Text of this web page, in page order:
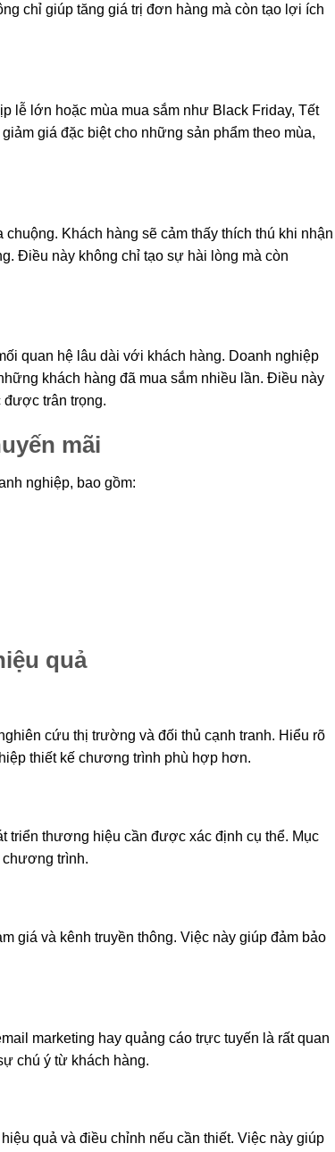
chỉ giúp tăng giá trị đơn hàng mà còn tạo lợi ích
lễ lớn hoặc mùa mua sắm như Black Friday, Tết
giá đặc biệt cho những sản phẩm theo mùa,
Khách hàng sẽ cảm thấy thích thú khi nhận
Điều này không chỉ tạo sự hài lòng mà còn
quan hệ lâu dài với khách hàng. Doanh nghiệp
khách hàng đã mua sắm nhiều lần. Điều này
được trân trọng.
mãi
nghiệp, bao gồm:
quả
cứu thị trường và đối thủ cạnh tranh. Hiểu rõ
thiết kế chương trình phù hợp hơn.
triển thương hiệu cần được xác định cụ thể. Mục
chương trình.
giá và kênh truyền thông. Việc này giúp đảm bảo
marketing hay quảng cáo trực tuyến là rất quan
chú ý từ khách hàng.
quả và điều chỉnh nếu cần thiết. Việc này giúp